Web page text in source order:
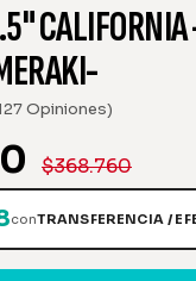
Opiniones)
$368.760
conTRANSFERENCIA /